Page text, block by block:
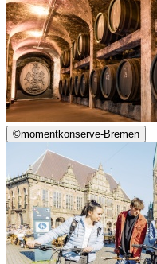
©momentkonserve-Bremen